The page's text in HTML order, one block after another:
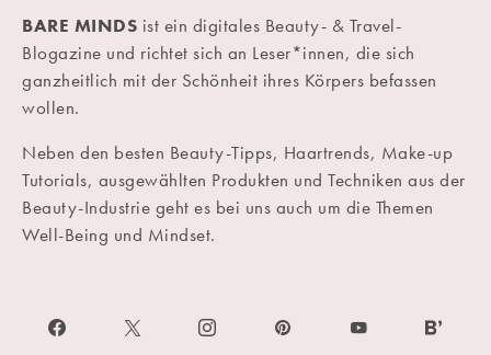
BARE MINDS ist ein digitales Beauty- & Travel-
Blogazine und richtet sich an Leser*innen, die sich
ganzheitlich mit der Schönheit ihres Körpers befassen
wollen.
Neben den besten Beauty-Tipps, Haartrends, Make-up
Tutorials, ausgewählten Produkten und Techniken aus der
Beauty-Industrie geht es bei uns auch um die Themen
Well-Being und Mindset.